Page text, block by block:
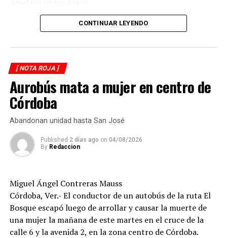
El accidente ocurrió cuando, presuntamente, un
impactó por alcance, provocando que ambos cayeran
sobre la carpeta asfáltica.
Testigos solicitaron el apoyo de los cuerpos de
emergencia, quienes brindaron atención prehospitalaria
a los lesionados y los trasladaron a un hospital para su
valoración médica.
De acuerdo con versiones recabadas en el lugar, el
conductor del automóvil permaneció en el sitio tras el
diligencias correspondientes para determinar las causas
del accidente y el deslinde de responsabilidades.
CONTINUAR LEYENDO
[ NOTA ROJA ]
Aurobús mata a mujer en centro de
Córdoba
Abandonan unidad hasta San José
Published 2 días ago on 04/08/2026
By Redaccion
Miguel Ángel Contreras Mauss
Córdoba, Ver.- El conductor de un autobús de la ruta El
Bosque escapó luego de arrollar y causar la muerte de
una mujer la mañana de este martes en el cruce de la
calle 6 y la avenida 2, en la zona centro de Córdoba.